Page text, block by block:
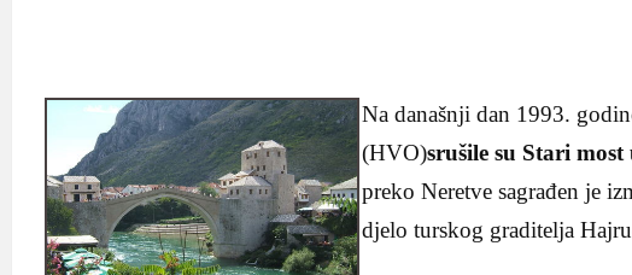
Na današnji dan 1993.
(HVO)srušile su Stari
preko Neretve sagrađen je
djelo turskog graditelja